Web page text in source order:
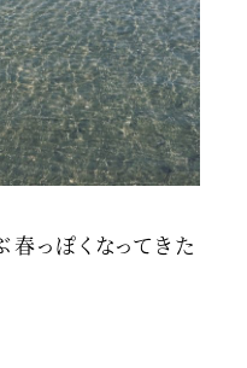
っぽくなってきた